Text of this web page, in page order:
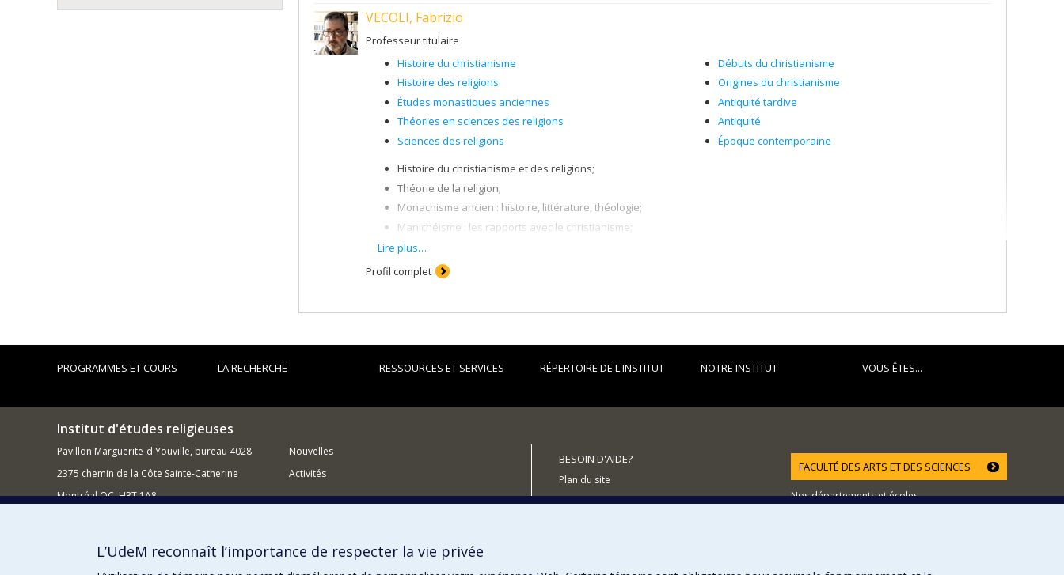
Méthodes exégétiques : Analyse structurelle; analyse narratologique; analyse littéraire (syntaxique).
Grec biblique; copte;
VECOLI, Fabrizio
Professeur titulaire
Histoire du christianisme
Histoire des religions
Études monastiques anciennes
Théories en sciences des religions
Sciences des religions
Débuts du christianisme
Origines du christianisme
Antiquité tardive
Antiquité
Époque contemporaine
Histoire du christianisme et des religions;
Théorie de la religion;
Monachisme ancien : histoire, littérature, théologie;
Manichéisme : les rapports avec le christianisme;
Rapports entre la religion contemporaine et Internet.
Lire plus…
Profil complet
PROGRAMMES ET COURS LA RECHERCHE RESSOURCES ET SERVICES RÉPERTOIRE DE L'INSTITUT NOTRE INSTITUT VOUS ÊTES...
Institut d'études religieuses
Pavillon Marguerite-d'Youville, bureau 4028
2375 chemin de la Côte Sainte-Catherine
Montréal QC H3T 1A8
Nouvelles
Activités
Comment soutenir l'Institut?
BESOIN D'AIDE?
Plan du site
Signaler une erreur
FACULTÉ DES ARTS ET DES SCIENCES
Nos départements et écoles
L’UdeM reconnaît l’importance de respecter la vie privée